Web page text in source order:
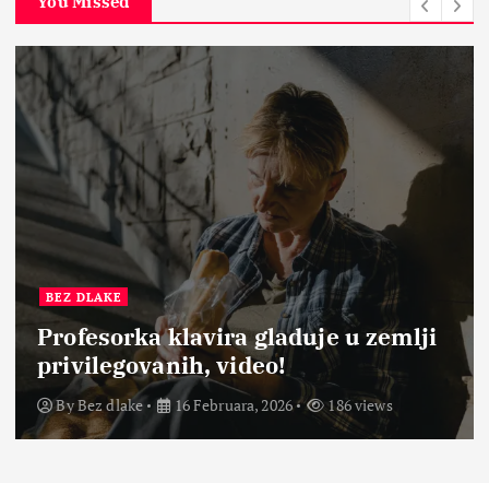
BEZ DLAKE
Profesorka klavira gladuje u zemlji
privilegovanih, video!
ByBez dlake 16 Februara, 2026 186 views